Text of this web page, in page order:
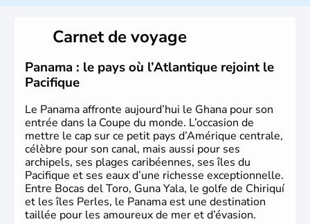
Carnet de voyage
Panama : le pays où l’Atlantique rejoint le
Pacifique
Le Panama affronte aujourd’hui le Ghana pour son
entrée dans la Coupe du monde. L’occasion de
mettre le cap sur ce petit pays d’Amérique centrale,
célèbre pour son canal, mais aussi pour ses
archipels, ses plages caribéennes, ses îles du
Pacifique et ses eaux d’une richesse exceptionnelle.
Entre Bocas del Toro, Guna Yala, le golfe de Chiriquí
et les îles Perles, le Panama est une destination
taillée pour les amoureux de mer et d’évasion.